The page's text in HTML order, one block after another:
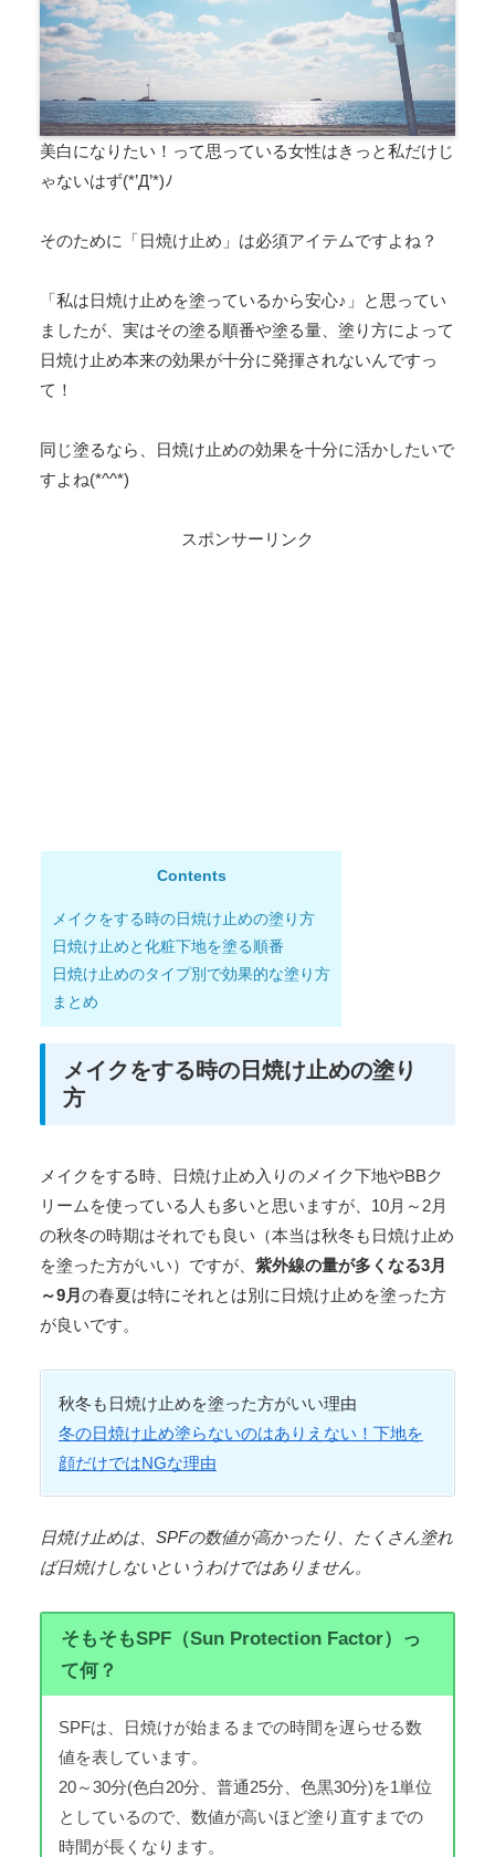
美白になりたい！って思っている女性はきっと私だけじ
ゃないはず(*’Д’*)ﾉ
そのために「日焼け止め」は必須アイテムですよね？
「私は日焼け止めを塗っているから安心♪」と思ってい
ましたが、実はその塗る順番や塗る量、塗り方によって
日焼け止め本来の効果が十分に発揮されないんですっ
て！
同じ塗るなら、日焼け止めの効果を十分に活かしたいで
すよね(*^^*)
スポンサーリンク
Contents
メイクをする時の日焼け止めの塗り方
日焼け止めと化粧下地を塗る順番
日焼け止めのタイプ別で効果的な塗り方
まとめ
メイクをする時の日焼け止めの塗り
方
メイクをする時、日焼け止め入りのメイク下地やBBク
リームを使っている人も多いと思いますが、10月～2月
の秋冬の時期はそれでも良い（本当は秋冬も日焼け止め
を塗った方がいい）ですが、 紫外線の量が多くなる3月
～9月 の春夏は特にそれとは別に日焼け止めを塗った方
が良いです。
秋冬も日焼け止めを塗った方がいい理由
冬の日焼け止め塗らないのはありえない！下地を
顔だけではNGな理由
日焼け止めは、SPFの数値が高かったり、たくさん塗れ
ば日焼けしないというわけではありません。
そもそもSPF（Sun Protection Factor）っ
て何？
SPFは、日焼けが始まるまでの時間を遅らせる数
値を表しています。
20～30分(色白20分、普通25分、色黒30分)を1単位
としているので、数値が高いほど塗り直すまでの
時間が長くなります。